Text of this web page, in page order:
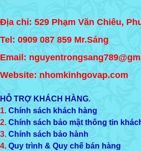
Địa chỉ: 529 Phạm Văn Chiêu,
Tel: 0909 087 859 Mr.Sáng
Email:
Website: nhomkinhgovap.com
HỖ TRỢ KHÁCH HÀNG.
1. Chính sách khách hàng
2. Chính sách bảo mật thông tin
3. Chính sách bảo hành
4. Quy trình & Quy chế bán hàng